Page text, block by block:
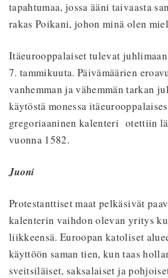
tapahtumaa, jossa ääni taivaasta
rakas Poikani, johon minä olen
Itäeurooppalaiset tulevat
7. tammikuuta. Päivämäärien
vanhemman ja vähemmän tarkan
käytöstä monessa
gregoriaaninen kalenteri otettiin
vuonna 1582.
Juoni
Protestanttiset maat pelkäsivät
kalenterin vaihdon olevan yritys
liikkeensä. Euroopan katoliset
käyttöön saman tien, kun taas
sveitsiläiset, saksalaiset ja